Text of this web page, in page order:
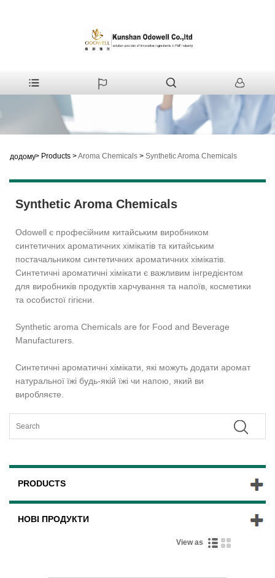
додому> Products >Aroma Chemicals > Synthetic Aroma Chemicals
Synthetic Aroma Chemicals
Odowell є професійним китайським виробником
синтетичних ароматичних хімікатів та китайським
постачальником синтетичних ароматичних хімікатів.
Синтетичні ароматичні хімікати є важливим інгредієнтом
для виробників продуктів харчування та напоїв, косметики
та особистої гігієни.
Synthetic aroma Chemicals are for Food and Beverage
Manufacturers.
Синтетичні ароматичні хімікати, які можуть додати аромат
натуральної їжі будь-якій їжі чи напою, який ви
виробляєте.
PRODUCTS
НОВІ ПРОДУКТИ
View as